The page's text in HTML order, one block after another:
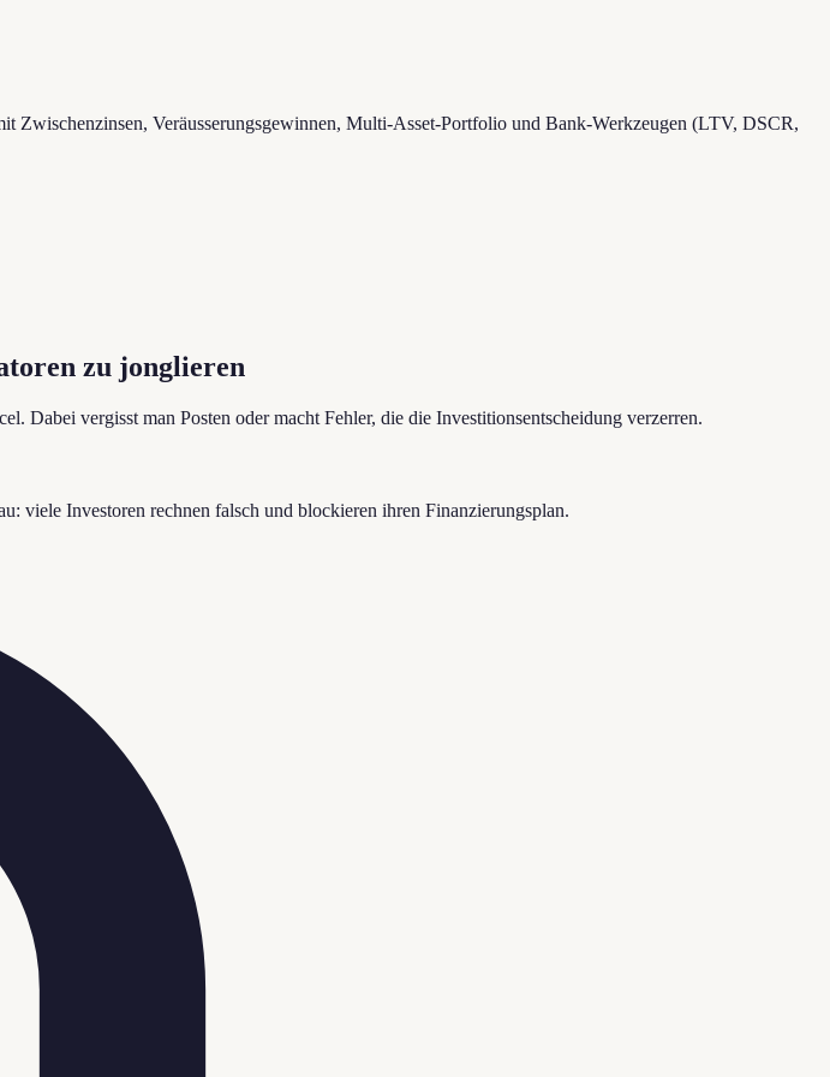
Veräusserungsgewinnen, Multi-Asset-Portfolio und Bank-Werkzeugen (LTV, DSCR,
zu jonglieren
Dabei vergisst man Posten oder macht Fehler, die die Investitionsentscheidung verzerren.
viele Investoren rechnen falsch und blockieren ihren Finanzierungsplan.